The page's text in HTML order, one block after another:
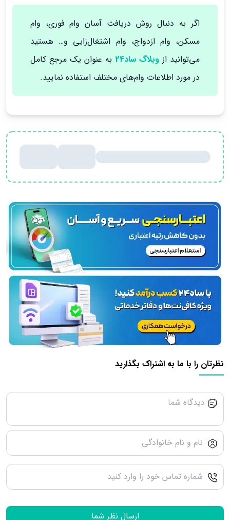
اگر به دنبال روش دریافت آسان وام فوری، وام
مسکن، وام ازدواج، وام اشتغال‌زایی و… هستید
می‌توانید ازوبلاگ ساد24
به عنوان یک مرجع کامل
در مورد اطلاعات وام‌های مختلف استفاده نمایید.
نظرتان را با ما به اشتراک بگذارید
ارسال نظر شما